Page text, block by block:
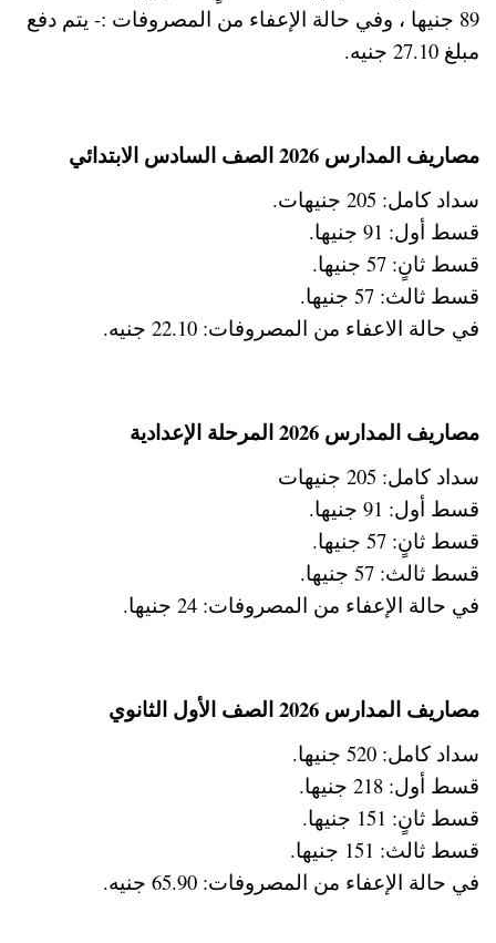
89 جنيها ، وفي حالة الإعفاء من المصروفات :- يتم دفع
مبلغ 27.10 جنيه.
مصاريف المدارس 2026 الصف السادس الابتدائي
سداد كامل: 205 جنيهات.
قسط أول: 91 جنيها.
قسط ثانٍ: 57 جنيها.
قسط ثالث: 57 جنيها.
في حالة الاعفاء من المصروفات: 22.10 جنيه.
مصاريف المدارس 2026 المرحلة الإعدادية
سداد كامل: 205 جنيهات
قسط أول: 91 جنيها.
قسط ثانٍ: 57 جنيها.
قسط ثالث: 57 جنيها.
في حالة الإعفاء من المصروفات: 24 جنيها.
مصاريف المدارس 2026 الصف الأول الثانوي
سداد كامل: 520 جنيها.
قسط أول: 218 جنيها.
قسط ثانٍ: 151 جنيها.
قسط ثالث: 151 جنيها.
في حالة الإعفاء من المصروفات: 65.90 جنيه.